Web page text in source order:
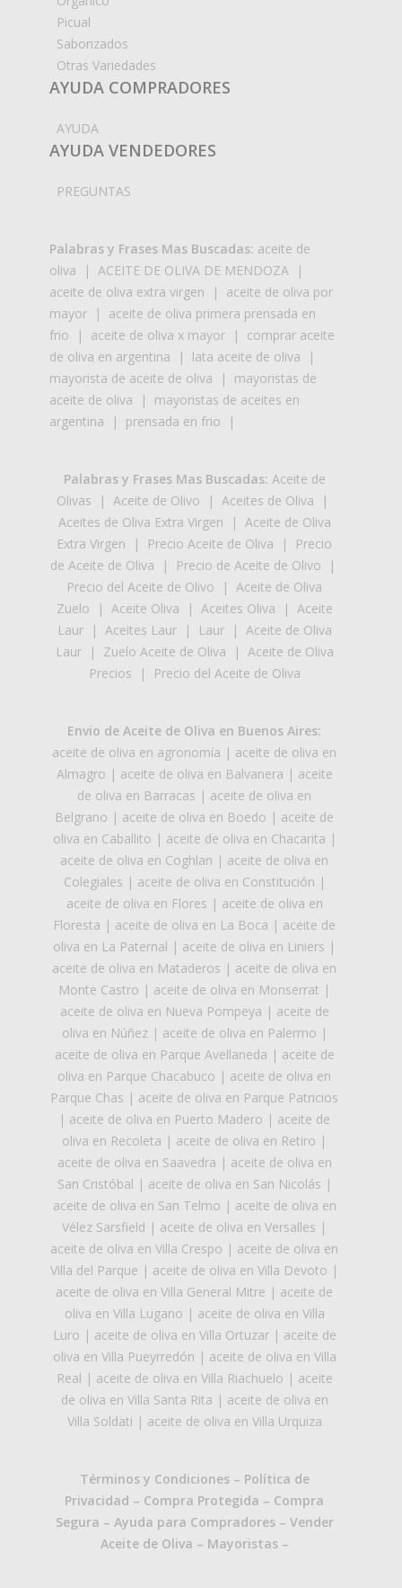
Picual
Saborizados
Otras Variedades
AYUDA COMPRADORES
AYUDA
AYUDA VENDEDORES
PREGUNTAS
Palabras y Frases Mas Buscadas: aceite de
oliva | ACEITE DE OLIVA DE MENDOZA |
aceite de oliva extra virgen | aceite de oliva por
mayor | aceite de oliva primera prensada en
frio | aceite de oliva x mayor | comprar aceite
de oliva en argentina | lata aceite de oliva |
mayorista de aceite de oliva | mayoristas de
aceite de oliva | mayoristas de aceites en
argentina | prensada en frio |
Palabras y Frases Mas Buscadas: Aceite de
Olivas | Aceite de Olivo | Aceites de Oliva |
Aceites de Oliva Extra Virgen | Aceite de Oliva
Extra Virgen | Precio Aceite de Oliva |
Precio
de Aceite de Oliva | Precio de Aceite de Olivo |
Precio del Aceite de Olivo | Aceite de Oliva
Zuelo | Aceite Oliva | Aceites Oliva | Aceite
Laur| Aceites Laur| Laur| Aceite de Oliva
Laur| Zuelo Aceite de Oliva | Aceite de Oliva
Precios | Precio del Aceite de Oliva
Envio de Aceite de Oliva en Buenos Aires:
aceite de oliva en agronomía | aceite de oliva en
Almagro | aceite de oliva en Balvanera | aceite
de oliva en Barracas | aceite de oliva en
Belgrano | aceite de oliva en Boedo | aceite de
oliva en Caballito | aceite de oliva en Chacarita |
aceite de oliva en Coghlan | aceite de oliva en
Colegiales | aceite de oliva en Constitución |
aceite de oliva en Flores | aceite de oliva en
Floresta | aceite de oliva en La Boca | aceite de
oliva en La Paternal | aceite de oliva en Liniers |
aceite de oliva en Mataderos | aceite de oliva en
Monte Castro | aceite de oliva en Monserrat |
aceite de oliva en Nueva Pompeya | aceite de
oliva en Núñez| aceite de oliva en Palermo |
aceite de oliva en Parque Avellaneda | aceite de
oliva en Parque Chacabuco | aceite de oliva en
Parque Chas | aceite de oliva en Parque Patricios
| aceite de oliva en Puerto Madero | aceite de
oliva en Recoleta | aceite de oliva en Retiro |
aceite de oliva en Saavedra | aceite de oliva en
San Cristóbal | aceite de oliva en San Nicolás |
aceite de oliva en San Telmo | aceite de oliva en
Vélez Sarsfield | aceite de oliva en Versalles |
aceite de oliva en Villa Crespo | aceite de oliva en
Villa del Parque | aceite de oliva en Villa Devoto |
aceite de oliva en Villa General Mitre | aceite de
oliva en Villa Lugano | aceite de oliva en Villa
Luro | aceite de oliva en Villa Ortuzar| aceite de
oliva en Villa Pueyrredón | aceite de oliva en Villa
Real | aceite de oliva en Villa Riachuelo | aceite
de oliva en Villa Santa Rita | aceite de oliva en
Villa Soldati | aceite de oliva en Villa Urquiza
Términos y Condiciones– Política de
Privacidad – Compra Protegida – Compra
Segura – Ayuda para Compradores– Vender
Aceite de Oliva – Mayoristas–